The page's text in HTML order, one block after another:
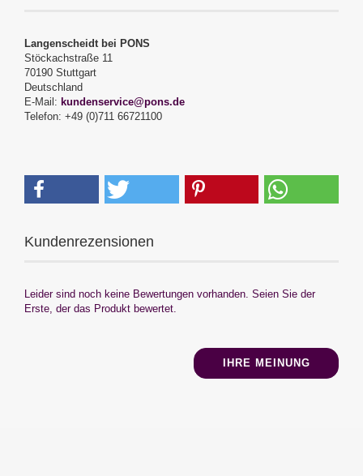
Langenscheidt bei PONS
Stöckachstraße 11
70190 Stuttgart
Deutschland
E-Mail: kundenservice@pons.de
Telefon: +49 (0)711 66721100
Kundenrezensionen
Leider sind noch keine Bewertungen vorhanden. Seien Sie der
Erste, der das Produkt bewertet.
IHRE MEINUNG